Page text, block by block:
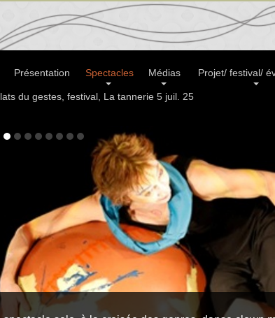
Présentation Spectacles Médias Projet/ festival/
du gestes, festival, La tannerie 5 juil. 25
un livre, spectacle, duo sur les plaisirs de lire